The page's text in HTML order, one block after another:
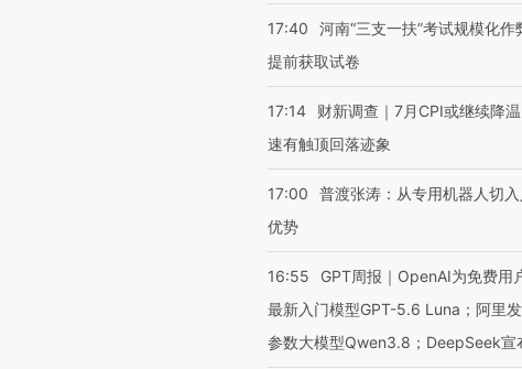
17:40
河南“三支一扶”考试规模化作
提前获取试卷
17:14
财新调查｜7月CPI或继续降
速有触顶回落迹象
17:00
普渡张涛：从专用机器人切
优势
16:55
GPT周报｜OpenAI为免费用
最新入门模型GPT-5.6 Luna；阿里
参数大模型Qwen3.8；DeepSeek宣